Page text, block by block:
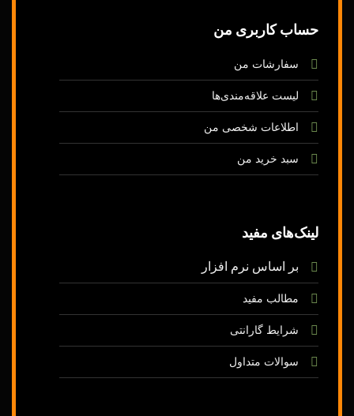
حساب کاربری من
سفارشات من
لیست علاقه‌مندی‌ها
اطلاعات شخصی من
سبد خرید من
لینک‌های مفید
بر اساس نرم افزار
مطالب مفید
شرایط گارانتی
سوالات متداول